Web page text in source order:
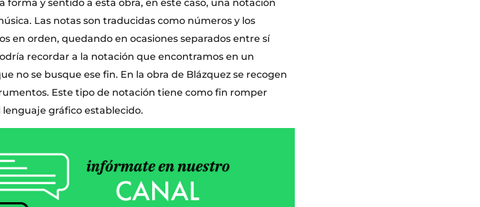
forma y sentido a esta obra, en este caso, una notación
Las notas son traducidas como números y los
en orden, quedando en ocasiones separados entre sí
recordar a la notación que encontramos en un
no se busque ese fin. En la obra de Blázquez se recogen
Este tipo de notación tiene como fin romper
gráfico establecido.